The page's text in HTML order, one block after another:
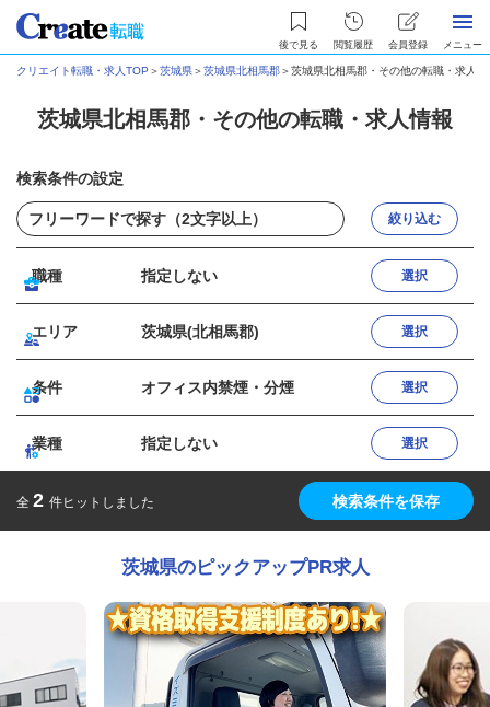
後で見る 閲覧履歴 会員登録 メニュー
クリエイト転職・求人TOP ＞茨城県＞茨城県北相馬郡＞茨城県北相馬郡・その他の転職・求人情
茨城県北相馬郡・その他の転職・求人情報
検索条件の設定
絞り込む
職種 指定しない 選択
エリア 茨城県(北相馬郡) 選択
条件 オフィス内禁煙・分煙 選択
業種 指定しない 選択
全 2 件ヒットしました 検索条件を保存
茨城県のピックアップPR求人